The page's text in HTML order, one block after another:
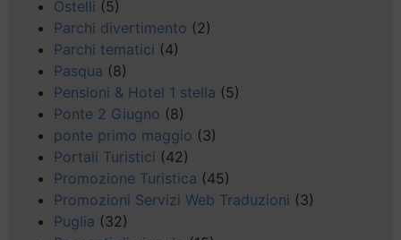
Ostelli (5)
Parchi divertimento (2)
Parchi tematici (4)
Pasqua (8)
Pensioni & Hotel 1 stella (5)
Ponte 2 Giugno (8)
ponte primo maggio (3)
Portali Turistici (42)
Promozione Turistica (45)
Promozioni Servizi Web Traduzioni (3)
Puglia (32)